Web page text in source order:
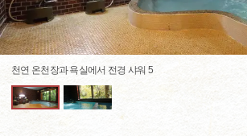
천연 온천장과 욕실에서 전경 샤워 5